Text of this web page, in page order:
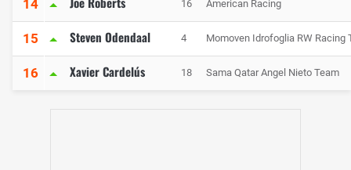
14 16 American Racing
15 Steven Odendaal 4 Momoven Idrofoglia RW Racing
16 Xavier Cardelús 18 Sama Qatar Angel Nieto Team